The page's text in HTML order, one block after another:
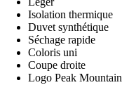
Isolation thermique
Duvet synthétique
Séchage rapide
Coloris uni
Coupe droite
Logo Peak Mountain